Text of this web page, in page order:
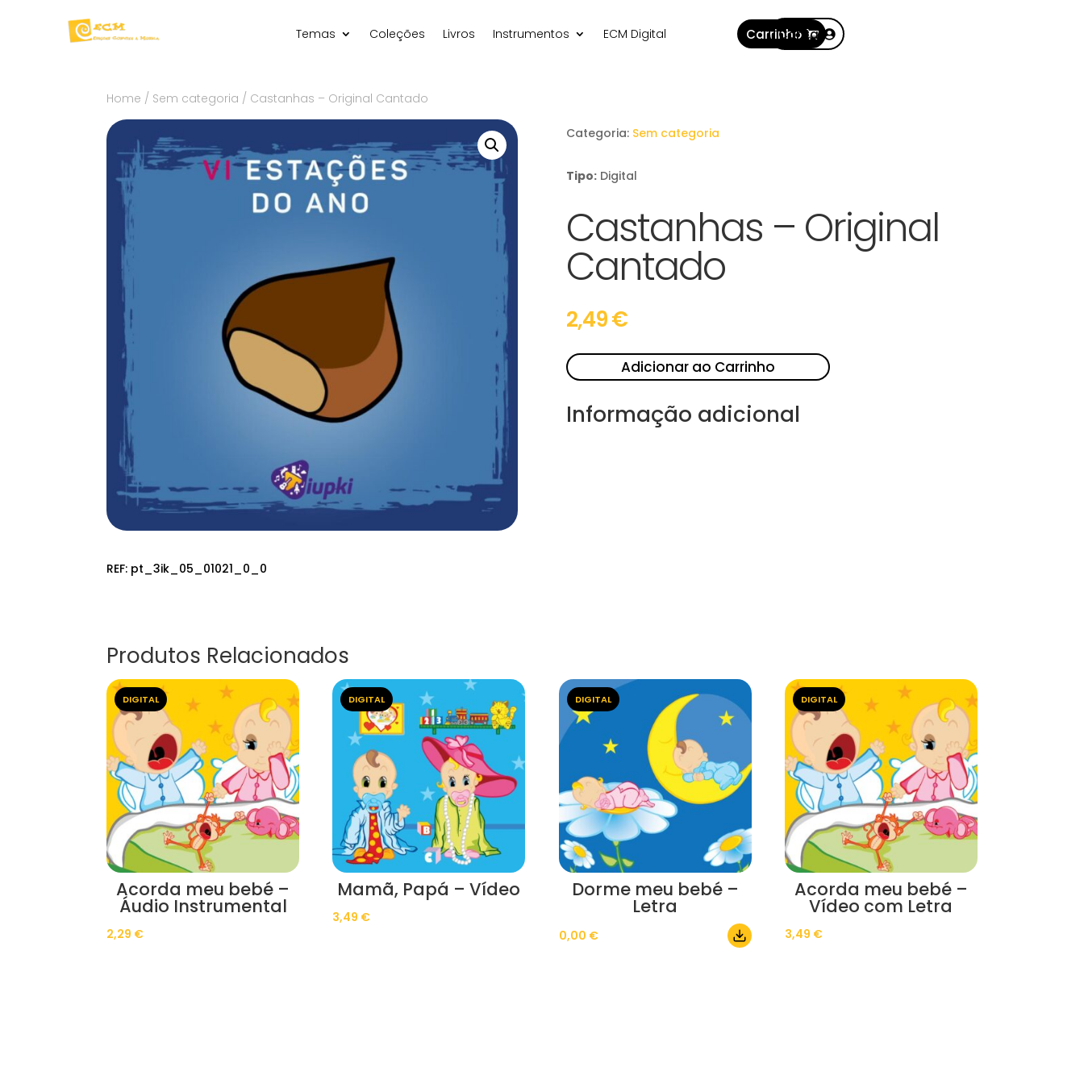
Temas Coleções Livros Instrumentos ECM Digital Carrinho
Conta
Home / Sem categoria / Castanhas – Original Cantado
REF: pt_3ik_05_01021_0_0
Categoria: Sem categoria
Tipo: Digital
Castanhas – Original
Cantado
2,49€
Adicionar ao Carrinho
Informação adicional
Produtos Relacionados
DIGITAL
Acorda meu bebé –
Áudio Instrumental
2,29 €
DIGITAL
Mamã, Papá – Vídeo
3,49 €
DIGITAL
Dorme meu bebé –
Letra
0,00 €
DIGITAL
Acorda meu bebé –
Vídeo com Letra
3,49 €